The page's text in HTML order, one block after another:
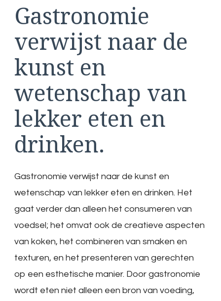
Gastronomie
verwijst naar de
kunst en
wetenschap van
lekker eten en
drinken.
Gastronomie verwijst naar de kunst en
wetenschap van lekker eten en drinken. Het
gaat verder dan alleen het consumeren van
voedsel; het omvat ook de creatieve aspecten
van koken, het combineren van smaken en
texturen, en het presenteren van gerechten
op een esthetische manier. Door gastronomie
wordt eten niet alleen een bron van voeding,